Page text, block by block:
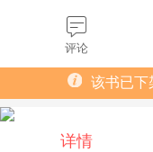
评论
该书已下
详情